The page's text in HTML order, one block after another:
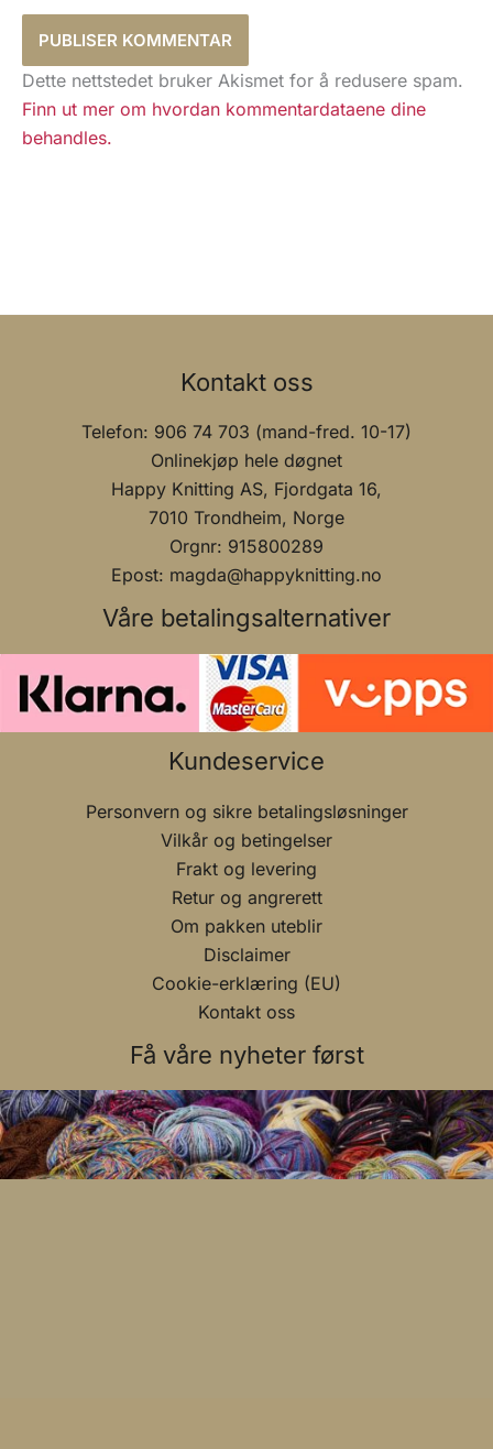
Dette nettstedet bruker Akismet for å redusere spam.
Finn ut mer om hvordan kommentardataene dine
behandles.
Kontakt oss
Telefon: 906 74 703 (mand-fred. 10-17)
Onlinekjøp hele døgnet
Happy Knitting AS, Fjordgata 16,
7010 Trondheim, Norge
Orgnr: 915800289
Epost: magda@happyknitting.no
Våre betalingsalternativer
Kundeservice
Personvern og sikre betalingsløsninger
Vilkår og betingelser
Frakt og levering
Retur og angrerett
Om pakken uteblir
Disclaimer
Cookie-erklæring (EU)
Kontakt oss
Få våre nyheter først